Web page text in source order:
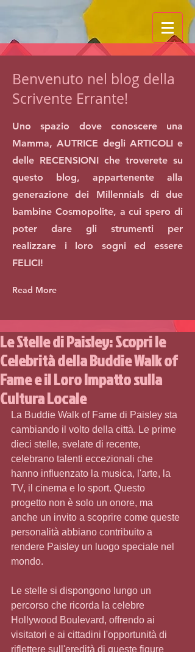
Benvenuto nel blog della
Scrivente Errante!
Uno spazio dove conoscere una
Mamma, AUTRICE degli ARTICOLI e
delle RECENSIONI che troverete su
questo blog, appartenente alla
generazione dei Millennials di due
bambine Cosmopolite, a cui spero di
poter dare gli strumenti per
realizzare i loro sogni ed essere
FELICI!
Read More
Le Stelle di Paisley: Scopri le
Celebrità della Buddie Walk of
Fame e il Loro Impatto sulla
Cultura Locale
La Buddie Walk of Fame di Paisley sta
cambiando il volto della città. Le prime
dieci stelle, svelate di recente,
celebrano talenti eccezionali che
hanno influenzato la musica, l'arte, la
TV, il cinema e lo sport. Questo
progetto non è solo un onore, ma
anche un invito a scoprire come queste
personalità abbiano contribuito a
rendere Paisley un luogo speciale nel
mondo.
Le stelle si dispongono lungo un
percorso che ricorda la celebre
Hollywood Boulevard, offrendo ai
visitatori e ai cittadini l'opportunità di
riflettere sull'eredità di queste figure